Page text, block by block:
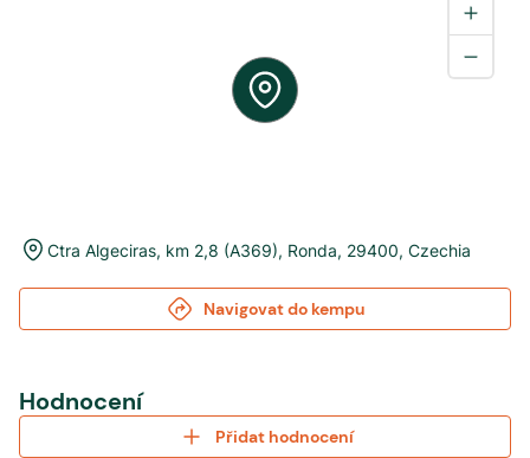
Ctra Algeciras, km 2,8 (A369), Ronda, 29400, Czechia
Navigovat do kempu
Hodnocení
Přidat hodnocení